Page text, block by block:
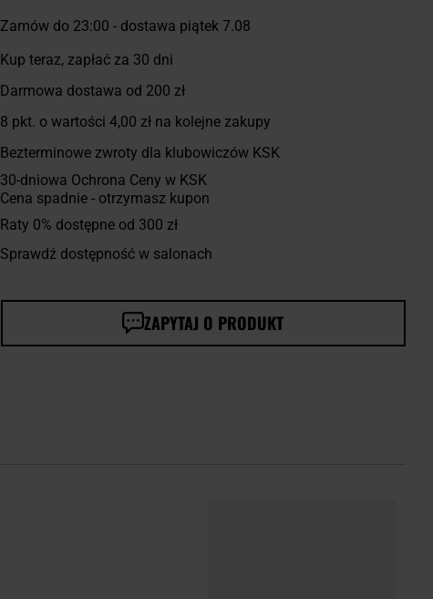
Zamów do 23:00 - dostawa piątek 7.08
Kup teraz, zapłać za 30 dni
Darmowa dostawa od 200 zł
8 pkt. o wartości 4,00 złna kolejne zakupy
Bezterminowe zwroty dla klubowiczów KSK
30-dniowa Ochrona Ceny w KSK
Cena spadnie - otrzymasz kupon
Raty 0% dostępne od 300 zł
Sprawdź dostępność w salonach
ZAPYTAJ O PRODUKT